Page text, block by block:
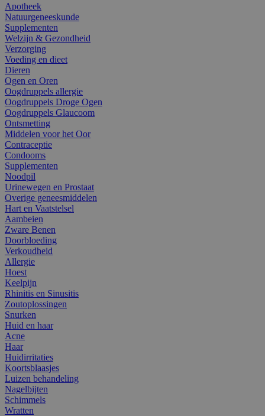
Apotheek
Natuurgeneeskunde
Supplementen
Welzijn & Gezondheid
Verzorging
Voeding en dieet
Dieren
Ogen en Oren
Oogdruppels allergie
Oogdruppels Droge Ogen
Oogdruppels Glaucoom
Ontsmetting
Middelen voor het Oor
Contraceptie
Condooms
Supplementen
Noodpil
Urinewegen en Prostaat
Overige geneesmiddelen
Hart en Vaatstelsel
Aambeien
Zware Benen
Doorbloeding
Verkoudheid
Allergie
Hoest
Keelpijn
Rhinitis en Sinusitis
Zoutoplossingen
Snurken
Huid en haar
Acne
Haar
Huidirritaties
Koortsblaasjes
Luizen behandeling
Nagelbijten
Schimmels
Wratten